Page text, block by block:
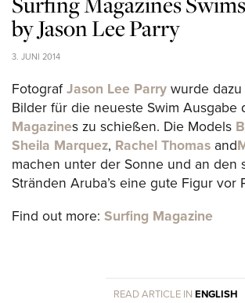
by Jason Lee Parry
3. JUNI 2014
FotografJason Lee Parry wurde
Bilder für die neueste Swim Ausgabe
Magazines zu schießen. Die Models
Sheila Marquez, Rachel Thomas and
machen unter der Sonne und an den
Stränden Aruba’s eine gute Figur vor
Find out more: Surfing Magazine
READ ARTICLE IN ENGLISH